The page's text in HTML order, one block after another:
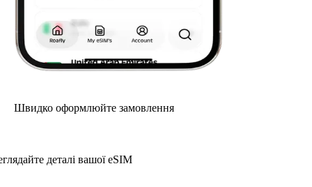
Швидко оформлюйте замовлення
деталі вашої eSIM